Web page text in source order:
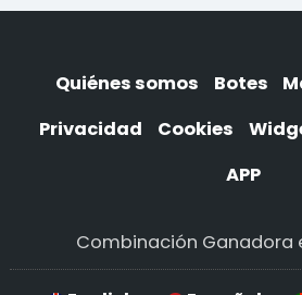
Quiénes somos Botes
Privacidad
Cookies
APP
Combinación Ganadora